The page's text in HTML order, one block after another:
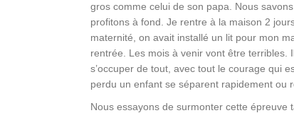
gros comme celui de son papa. Nous
profitons à fond. Je rentre à la maison 2
maternité, on avait installé un lit pour mon
rentrée. Les mois à venir vont être terribles.
s’occuper de tout, avec tout le courage qui
perdu un enfant se séparent rapidement ou
Nous essayons de surmonter cette épreuve